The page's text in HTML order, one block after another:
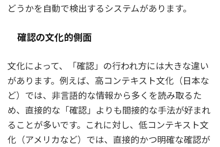
どうかを自動で検出するシステムがあります。
確認の文化的側面
文化によって、「確認」の行われ方には大きな違い
があります。例えば、高コンテキスト文化（日本な
ど）では、非言語的な情報から多くを読み取るた
め、直接的な「確認」よりも間接的な手法が好まれ
ることが多いです。これに対し、低コンテキスト文
化（アメリカなど）では、直接的かつ明確な確認が